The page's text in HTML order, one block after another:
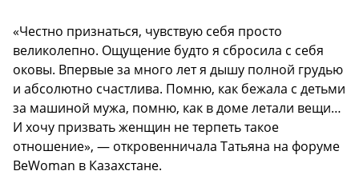
«Честно признаться, чувствую себя просто
великолепно. Ощущение будто я сбросила с себя
оковы. Впервые за много лет я дышу полной грудью
и абсолютно счастлива. Помню, как бежала с детьми
за машиной мужа, помню, как в доме летали вещи…
И хочу призвать женщин не терпеть такое
отношение», — откровенничала Татьяна на форуме
BeWoman в Казахстане.